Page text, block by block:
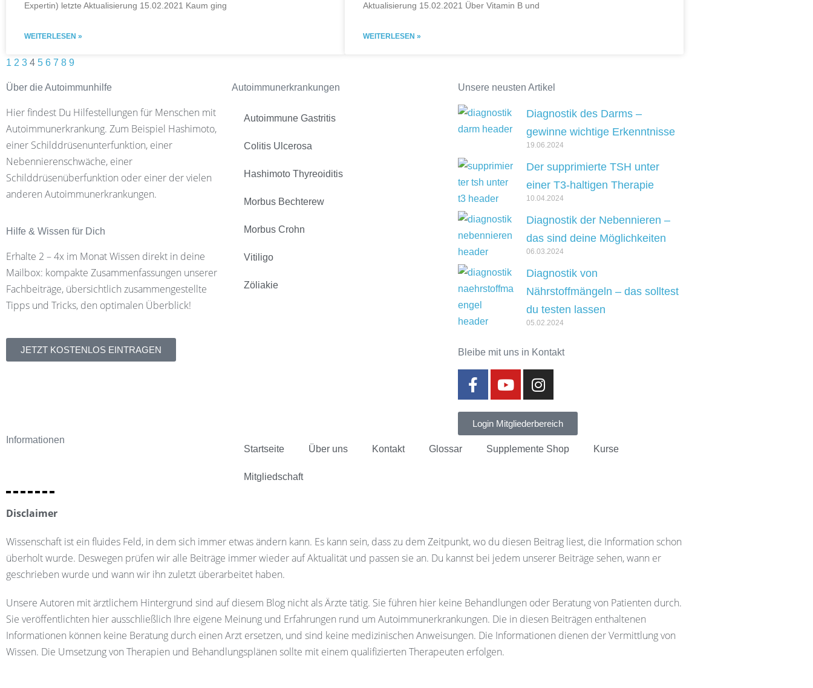
Expertin) letzte Aktualisierung 15.02.2021 Kaum ging
WEITERLESEN »
Aktualisierung 15.02.2021 Über Vitamin B und
WEITERLESEN »
1 2 3 4 5 6 7 8 9
Über die Autoimmunhilfe
Hier findest Du Hilfestellungen für Menschen mit
Autoimmunerkrankung. Zum Beispiel Hashimoto,
einer Schilddrüsenunterfunktion, einer
Nebennierenschwäche, einer
Schilddrüsenüberfunktion oder einer der vielen
anderen Autoimmunerkrankungen.
Hilfe & Wissen für Dich
Erhalte 2 – 4x im Monat Wissen direkt in deine
Mailbox: kompakte Zusammenfassungen unserer
Fachbeiträge, übersichtlich zusammengestellte
Tipps und Tricks, den optimalen Überblick!
JETZT KOSTENLOS EINTRAGEN
Autoimmunerkrankungen
Autoimmune Gastritis
Colitis Ulcerosa
Hashimoto Thyreoiditis
Morbus Bechterew
Morbus Crohn
Vitiligo
Zöliakie
Unsere neusten Artikel
Diagnostik des Darms –
gewinne wichtige Erkenntnisse
19.06.2024
Der supprimierte TSH unter
einer T3-haltigen Therapie
10.04.2024
Diagnostik der Nebennieren –
das sind deine Möglichkeiten
06.03.2024
Diagnostik von
Nährstoffmängeln – das solltest
du testen lassen
05.02.2024
Bleibe mit uns in Kontakt
Login Mitgliederbereich
Informationen
Startseite
Über uns Kontakt Glossar Supplemente Shop Kurse
Mitgliedschaft
Disclaimer
Wissenschaft ist ein fluides Feld, in dem sich immer etwas ändern kann. Es kann sein, dass zu dem Zeitpunkt, wo du diesen Beitrag liest, die Information schon
überholt wurde. Deswegen prüfen wir alle Beiträge immer wieder auf Aktualität und passen sie an. Du kannst bei jedem unserer Beiträge sehen, wann er
geschrieben wurde und wann wir ihn zuletzt überarbeitet haben.
Unsere Autoren mit ärztlichem Hintergrund sind auf diesem Blog nicht als Ärzte tätig. Sie führen hier keine Behandlungen oder Beratung von Patienten durch.
Sie veröffentlichten hier ausschließlich Ihre eigene Meinung und Erfahrungen rund um Autoimmunerkrankungen. Die in diesen Beiträgen enthaltenen
Informationen können keine Beratung durch einen Arzt ersetzen, und sind keine medizinischen Anweisungen. Die Informationen dienen der Vermittlung von
Wissen. Die Umsetzung von Therapien und Behandlungsplänen sollte mit einem qualifizierten Therapeuten erfolgen.